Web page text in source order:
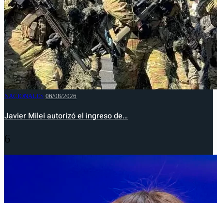
NACIONALES 06/08/2026
Javier Milei autorizó el ingreso de…
6